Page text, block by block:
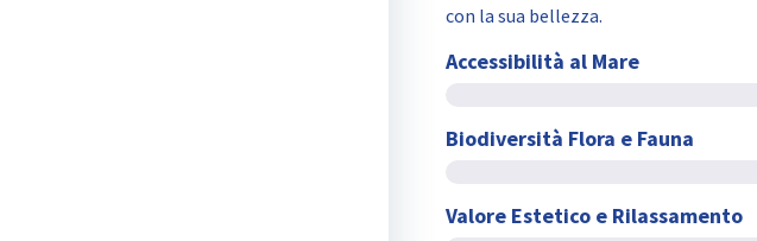
con la sua bellezza.
Accessibilità al Mare
Biodiversità Flora e Fauna
Valore Estetico e Rilassamento